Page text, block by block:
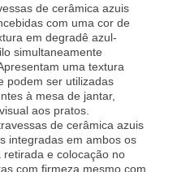
de cerâmica azuis
com uma cor de
em degradê azul-
simultaneamente
uma textura
podem ser utilizadas
à mesa de jantar,
aos pratos.
de cerâmica azuis
integradas em ambos os
e colocação no
com firmeza mesmo com